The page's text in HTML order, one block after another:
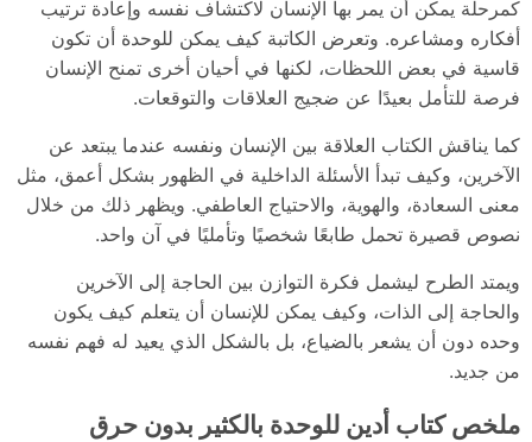
كمرحلة يمكن أن يمر بها الإنسان لاكتشاف نفسه وإعادة ترتيب
أفكاره ومشاعره. وتعرض الكاتبة كيف يمكن للوحدة أن تكون
قاسية في بعض اللحظات، لكنها في أحيان أخرى تمنح الإنسان
فرصة للتأمل بعيدًا عن ضجيج العلاقات والتوقعات.
كما يناقش الكتاب العلاقة بين الإنسان ونفسه عندما يبتعد عن
الآخرين، وكيف تبدأ الأسئلة الداخلية في الظهور بشكل أعمق، مثل
معنى السعادة، والهوية، والاحتياج العاطفي. ويظهر ذلك من خلال
نصوص قصيرة تحمل طابعًا شخصيًا وتأمليًا في آن واحد.
ويمتد الطرح ليشمل فكرة التوازن بين الحاجة إلى الآخرين
والحاجة إلى الذات، وكيف يمكن للإنسان أن يتعلم كيف يكون
وحده دون أن يشعر بالضياع، بل بالشكل الذي يعيد له فهم نفسه
من جديد.
ملخص كتاب أدين للوحدة بالكثير بدون حرق